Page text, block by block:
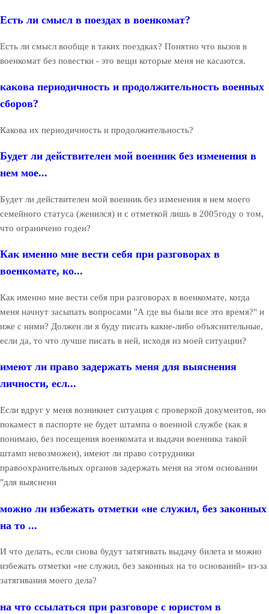
Есть ли смысл в поездах в военкомат?
Есть ли смысл вообще в таких поездках? Понятно что вызов в
военкомат без повестки - это вещи которые меня не касаются.
какова периодичность и продолжительность военных
сборов?
Какова их периодичность и продолжительность?
Будет ли действителен мой военник без изменения в
нем мое...
Будет ли действителен мой военник без изменения в нем моего
семейного статуса (женился) и с отметкой лишь в 2005году о том,
что ограничено годен?
Как именно мне вести себя при разговорах в
военкомате, ко...
Как именно мне вести себя при разговорах в военкомате, когда
меня начнут засыпать вопросами "А где вы были все это время?" и
иже с ними? Должен ли я буду писать какие-либо объяснительные,
если да, то что лучше писать в ней, исходя из моей ситуации?
имеют ли право задержать меня для выяснения
личности, есл...
Если вдруг у меня возникнет ситуация с проверкой документов, но
покамест в паспорте не будет штампа о военной службе (как я
понимаю, без посещения военкомата и выдачи военника такой
штамп невозможен), имеют ли право сотрудники
правоохранительных органов задержать меня на этом основании
"для выяснени
можно ли избежать отметки «не служил, без законных
на то ...
И что делать, если снова будут затягивать выдачу билета и можно
избежать отметки «не служил, без законных на то оснований» из-за
затягивания моего дела?
на что ссылаться при разговоре с юристом в